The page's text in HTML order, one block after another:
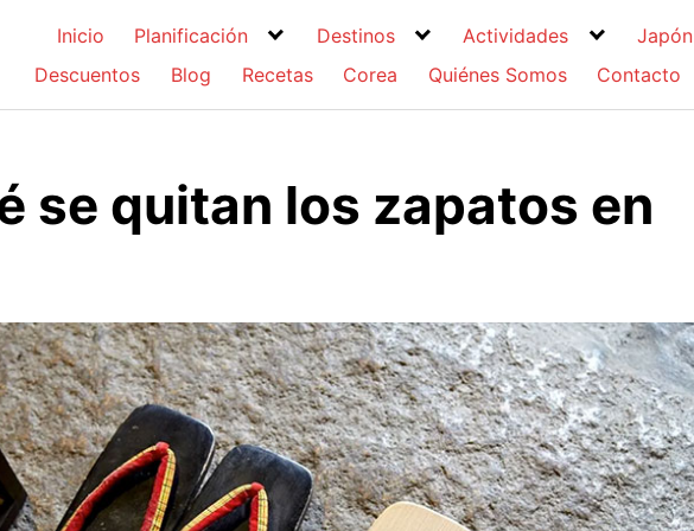
Inicio Planificación Destinos Actividades
Japón
Descuentos
Blog Recetas Corea Quiénes Somos Contacto
se quitan los zapatos en